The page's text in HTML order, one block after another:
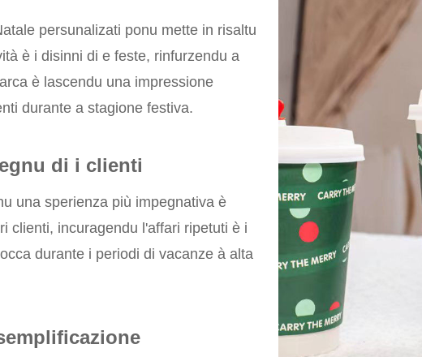
persunalizati ponu mette in risaltu
è i disinni di e feste, rinfurzendu a
è lascendu una impressione
durante a stagione festiva.
di i clienti
una sperienza più impegnativa è
clienti, incuragendu l'affari ripetuti è i
durante i periodi di vacanze à alta